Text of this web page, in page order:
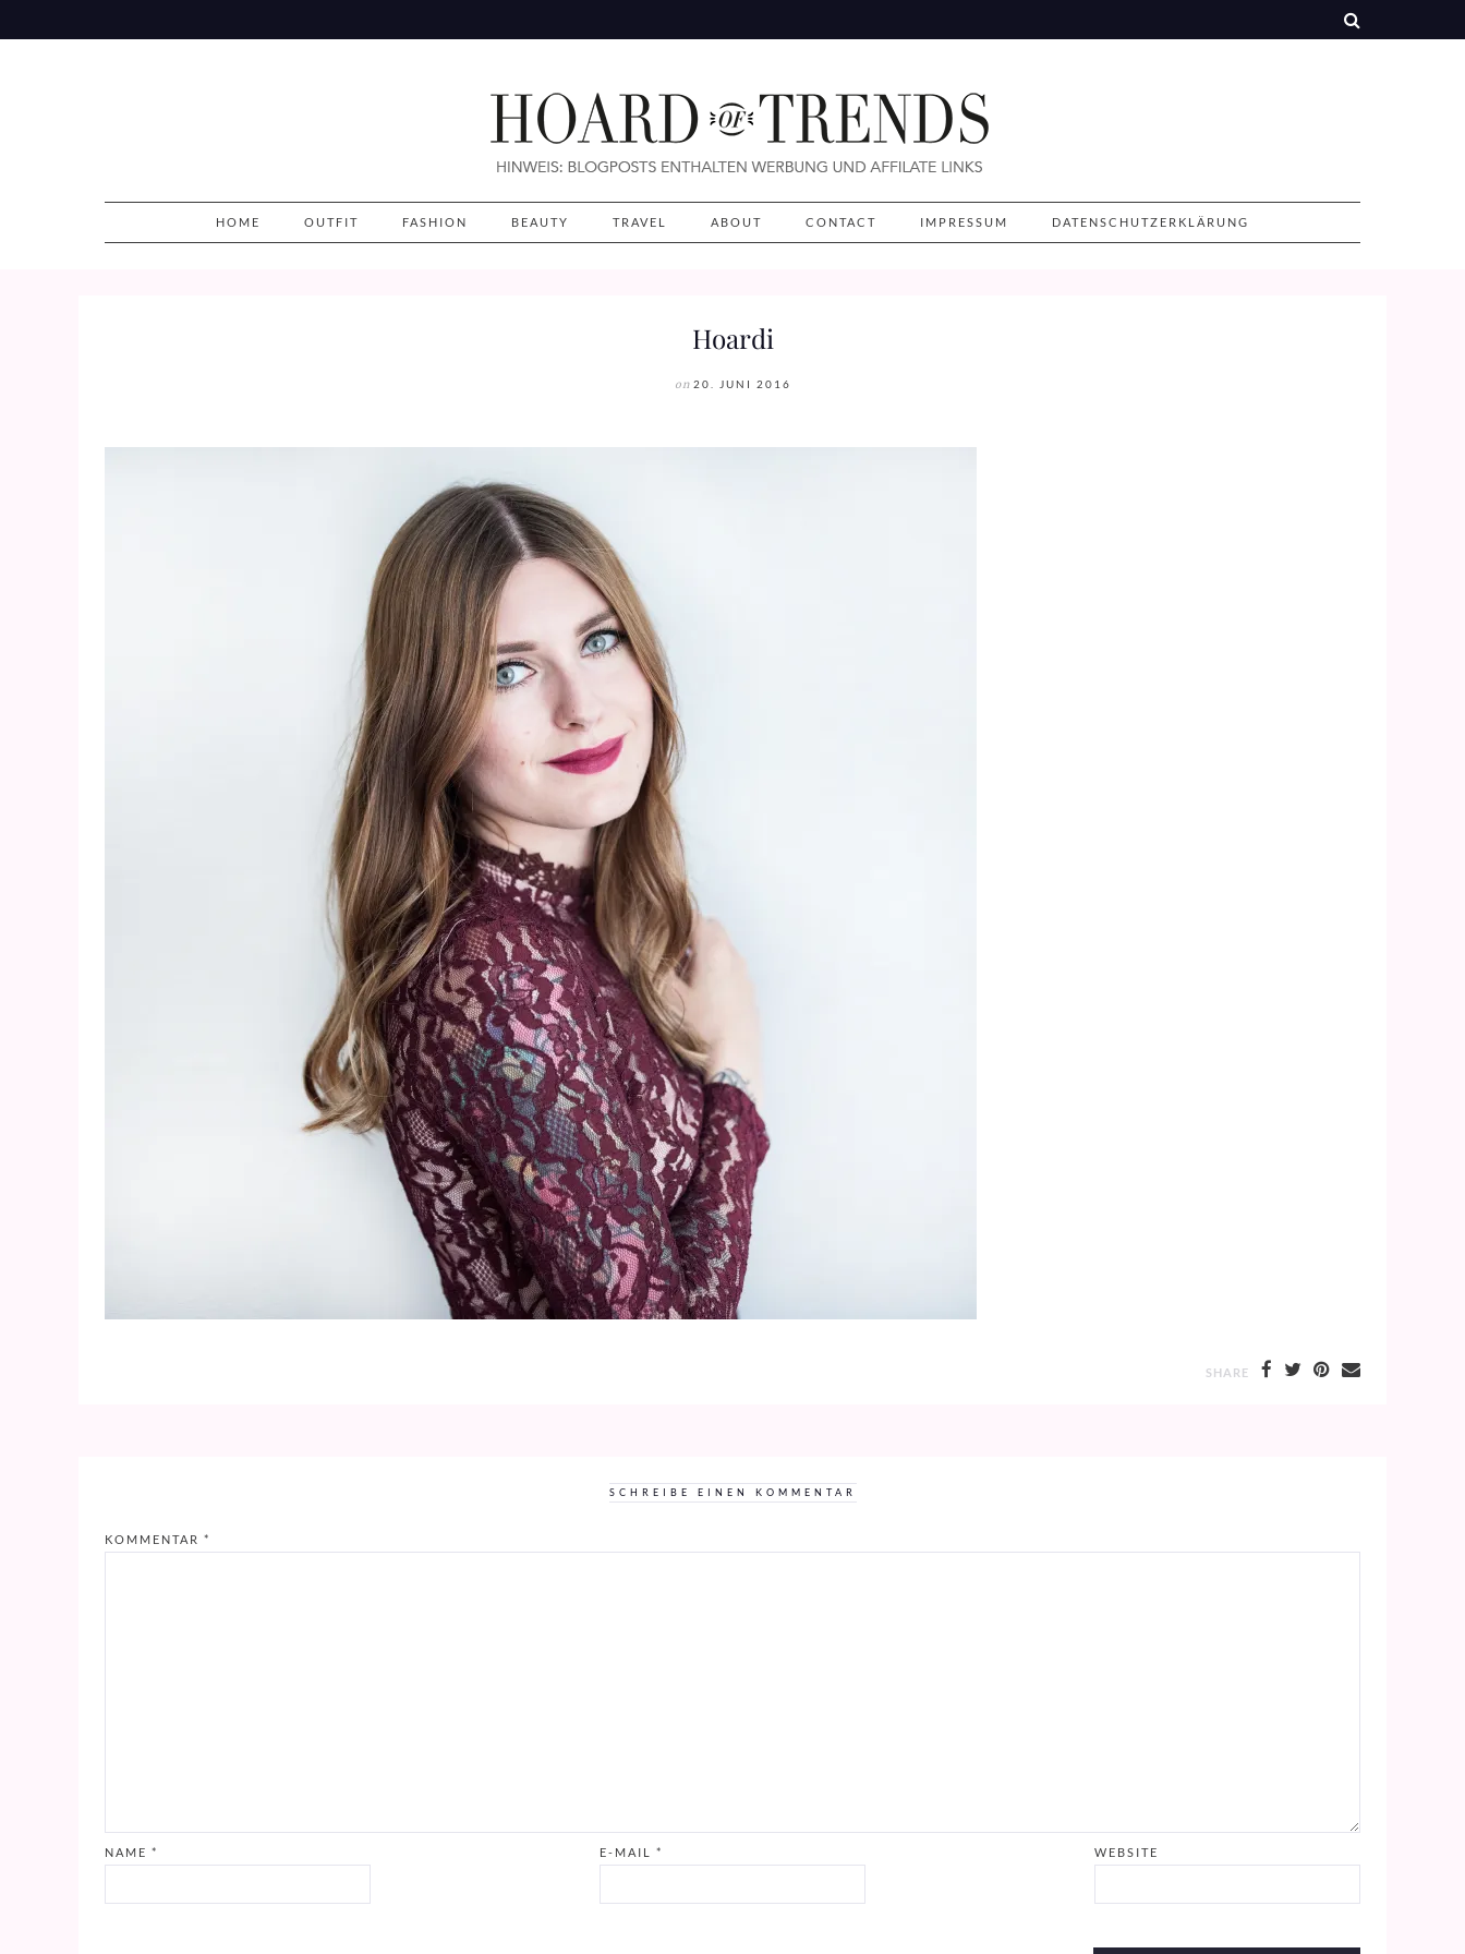
to
HOME OUTFIT FASHION BEAUTY TRAVEL ABOUT CONTACT IMPRESSUM DATENSCHUTZERKLÄRUNG
Hoardi
on 20. JUNI 2016
SHARE
SCHREIBE EINEN KOMMENTAR
KOMMENTAR *
NAME * E-MAIL * WEBSITE